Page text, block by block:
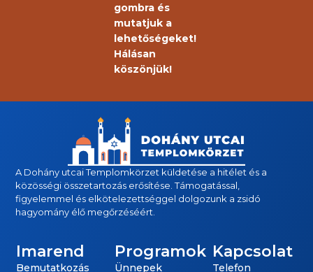
gombra és
mutatjuk a
lehetőségeket!
Hálásan
köszönjük!
A Dohány utcai Templomkörzet küldetése a hitélet és a
közösségi összetartozás erősítése. Támogatással,
figyelemmel és elkötelezettséggel dolgozunk a zsidó
hagyomány élő megőrzéséért.
Imarend
Bemutatkozás
Programok
Ünnepek
Kapcsolat
Telefon